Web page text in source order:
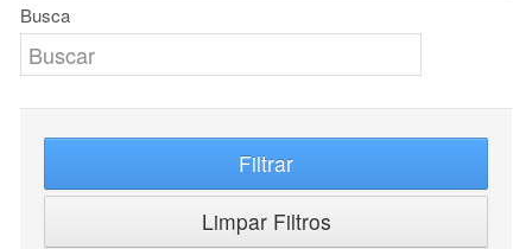
Busca
Filtrar
Limpar Filtros